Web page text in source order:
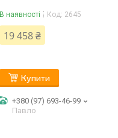
В наявності Код: 2645
19 458 ₴
Купити
+380 (97) 693-46-99
Павло